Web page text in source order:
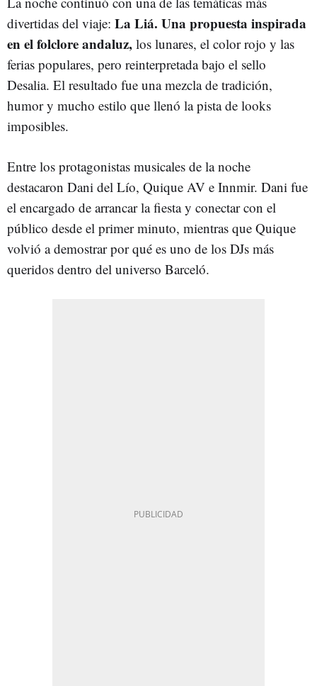
divertidas del viaje: La Liá. Una propuesta inspirada
en el folclore andaluz, los lunares, el color rojo y las
ferias populares, pero reinterpretada bajo el sello
Desalia. El resultado fue una mezcla de tradición,
humor y mucho estilo que llenó la pista de looks
imposibles.
Entre los protagonistas musicales de la noche
destacaron Dani del Lío, Quique AV e Innmir. Dani fue
el encargado de arrancar la fiesta y conectar con el
público desde el primer minuto, mientras que Quique
volvió a demostrar por qué es uno de los DJs más
queridos dentro del universo Barceló.